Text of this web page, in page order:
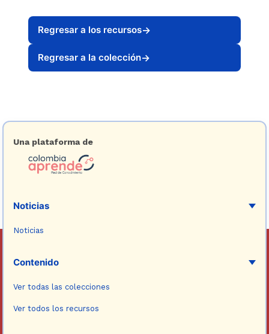
Regresar a los recursos→
Regresar a la colección→
Una plataforma de
Noticias
Noticias
Contenido
Ver todas las colecciones
Ver todos los recursos